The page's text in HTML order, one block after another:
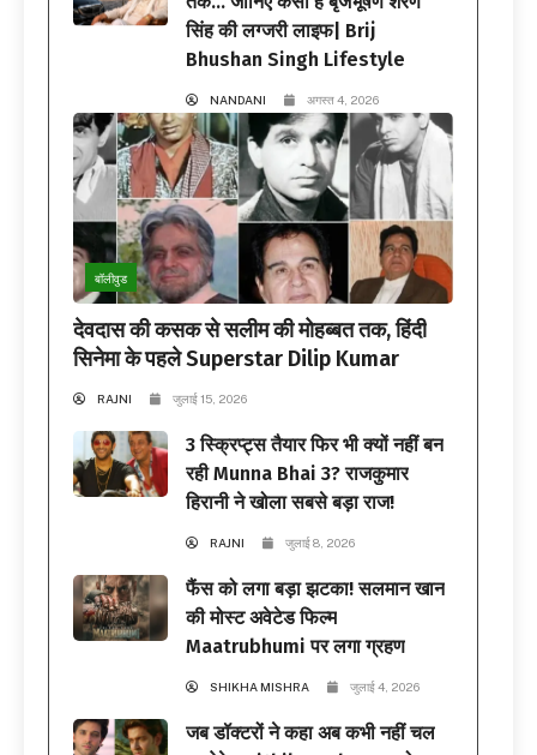
सिंह की लग्जरी लाइफ| Brij
Bhushan Singh Lifestyle
NANDANI अगस्त 4, 2026
बॉलीवुड
देवदास की कसक से सलीम की मोहब्बत तक, हिंदी
सिनेमा के पहले Superstar Dilip Kumar
RAJNI जुलाई 15, 2026
3 स्क्रिप्ट्स तैयार फिर भी क्यों नहीं बन
रही Munna Bhai 3? राजकुमार
हिरानी ने खोला सबसे बड़ा राज!
RAJNI जुलाई 8, 2026
फैंस को लगा बड़ा झटका! सलमान खान
की मोस्ट अवेटेड फिल्म
Maatrubhumi पर लगा ग्रहण
SHIKHA MISHRA जुलाई 4, 2026
जब डॉक्टरों ने कहा अब कभी नहीं चल